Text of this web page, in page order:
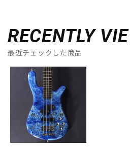
RECENTLY
最近チェックした商品